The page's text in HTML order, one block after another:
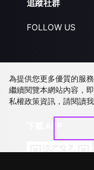
追蹤社群
FOLLOW US
為提供您更多優質的服
繼續閱覽本網站內容，
私權政策資訊，請閱讀